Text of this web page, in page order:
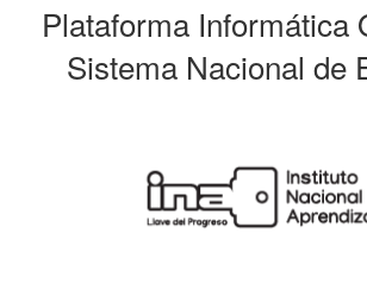
Plataforma Informática
Sistema Nacional de